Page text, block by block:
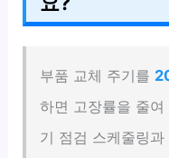
부품 교체 주기를
하면 고장률을 줄
기 점검 스케줄링